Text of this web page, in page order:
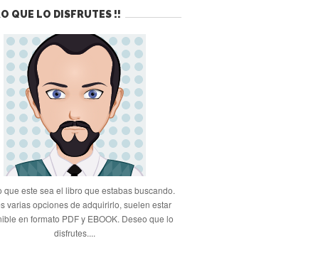
QUE LO DISFRUTES !!
que este sea el libro que estabas buscando.
varias opciones de adquirirlo, suelen estar
en formato PDF y EBOOK. Deseo que lo
disfrutes....